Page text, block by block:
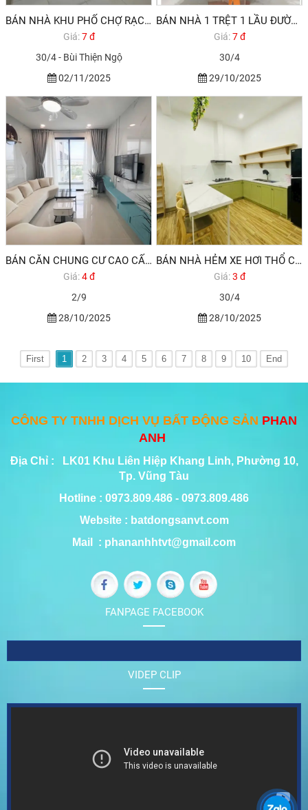
BÁN NHÀ KHU PHỐ CHỢ RẠCH DỪA VŨNG TÀU 7,6 TỶ
Giá:7 đ
30/4 - Bùi Thiện Ngộ
02/11/2025
BÁN NHÀ 1 TRỆT 1 LẦU ĐƯỜNG 30/4 PHƯỜNG RẠCH DỪA , KINH DOANH BUÔN BÁN SẦM UẤT.
Giá:7 đ
30/4
29/10/2025
BÁN CĂN CHUNG CƯ CAO CẤP MỚI TINH CENTRE POINT GẦN BIỂN BAO GỒM NỘI THẤT CAO CẤP.
Giá:4 đ
2/9
28/10/2025
BÁN NHÀ HẺM XE HƠI THỔ CƯ ĐƯỜNG 30/4 PHƯỜNG RẠCH DỪA , VŨNG TÀU.
Giá:3 đ
30/4
28/10/2025
First 1 2 3 4 5 6 7 8 9 10 End
CÔNG TY TNHH DỊCH VỤ BẤT ĐỘNG SẢN PHAN
ANH
Địa Chỉ : LK01 Khu Liên Hiệp Khang Linh, Phường 10,
Tp. Vũng Tàu
Hotline : 0973.809.486 - 0973.809.486
Website : batdongsanvt.com
Mail : phananhhtvt@gmail.com
FANPAGE FACEBOOK
VIDEP CLIP